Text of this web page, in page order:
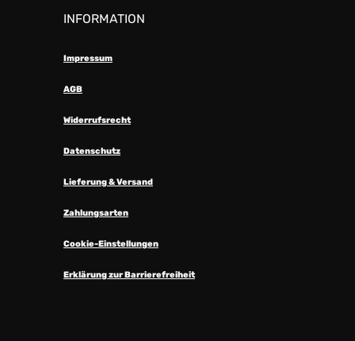
INFORMATION
Impressum
AGB
Widerrufsrecht
Datenschutz
Lieferung & Versand
Zahlungsarten
Cookie-Einstellungen
Erklärung zur Barrierefreiheit